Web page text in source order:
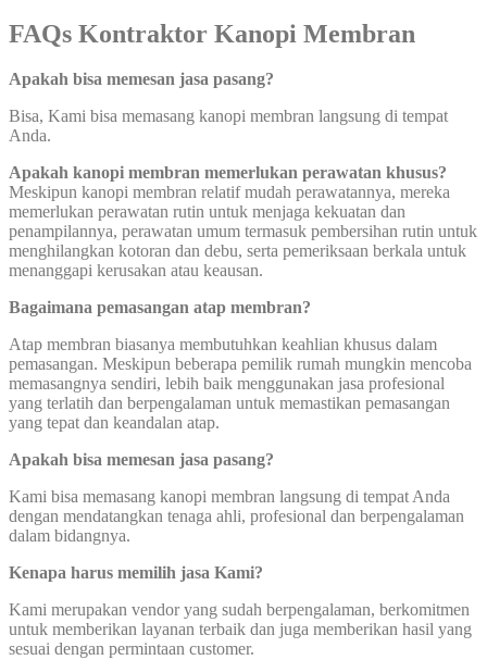
FAQs Kontraktor Kanopi Membran
Apakah bisa memesan jasa pasang?
Bisa, Kami bisa memasang kanopi membran langsung di tempat
Anda.
Apakah kanopi membran memerlukan perawatan khusus?
Meskipun kanopi membran relatif mudah perawatannya, mereka
memerlukan perawatan rutin untuk menjaga kekuatan dan
penampilannya, perawatan umum termasuk pembersihan rutin untuk
menghilangkan kotoran dan debu, serta pemeriksaan berkala untuk
menanggapi kerusakan atau keausan.
Bagaimana pemasangan atap membran?
Atap membran biasanya membutuhkan keahlian khusus dalam
pemasangan. Meskipun beberapa pemilik rumah mungkin mencoba
memasangnya sendiri, lebih baik menggunakan jasa profesional
yang terlatih dan berpengalaman untuk memastikan pemasangan
yang tepat dan keandalan atap.
Apakah bisa memesan jasa pasang?
Kami bisa memasang kanopi membran langsung di tempat Anda
dengan mendatangkan tenaga ahli, profesional dan berpengalaman
dalam bidangnya.
Kenapa harus memilih jasa Kami?
Kami merupakan vendor yang sudah berpengalaman, berkomitmen
untuk memberikan layanan terbaik dan juga memberikan hasil yang
sesuai dengan permintaan customer.